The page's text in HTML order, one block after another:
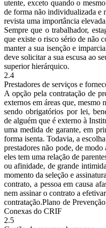
utente, exceto quando o
de forma não individualizada e
revista uma importância
Sempre que o trabalhador,
que existe o risco sério de não
manter a sua isenção e
deve solicitar a sua escusa ao
superior hierárquico.
2.4
Prestadores de serviços e
A opção pela contratação de
externos em áreas que, mesmo
sendo obrigatórios por lei,
de alguém que é externo à
uma medida de garante, em
forma isenta. Todavia, a
prestadores não pode, de
eles tem uma relação de
ou afinidade, de grande
momento da seleção e
contrato, a pessoa em causa
nem assinar o contrato a
contratação.Plano de
Conexas do CRIF
2.5